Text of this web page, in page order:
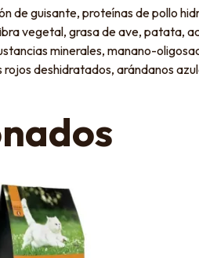
de guisante, proteínas de pollo
vegetal, grasa de ave, patata,
minerales, manano-
deshidratados, arándanos